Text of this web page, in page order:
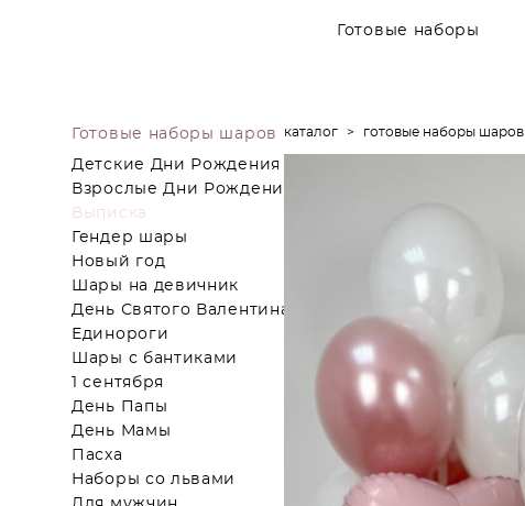
Готовые наборы
Готовые наборы шаров
Детские Дни Рождения
Взрослые Дни Рождения
Выписка
Гендер шары
Новый год
Шары на девичник
День Святого Валентина
Единороги
Шары с бантиками
1 сентября
День Папы
День Мамы
Пасха
Наборы со львами
каталог > готовые наборы шаров